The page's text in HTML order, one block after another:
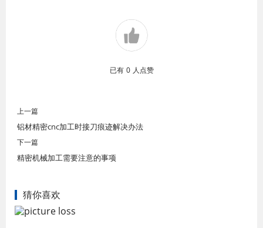
已有 0 人点赞
上一篇
铝材精密cnc加工时接刀痕迹解决办法
下一篇
精密机械加工需要注意的事项
猜你喜欢